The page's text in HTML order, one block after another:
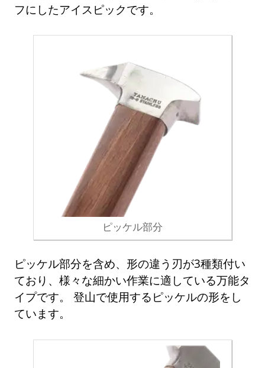
フにしたアイスピックです。
ピッケル部分
ピッケル部分を含め、形の違う刃が3種類付い
ており、様々な細かい作業に適している万能タ
イプです。 登山で使用するピッケルの形をし
ています。